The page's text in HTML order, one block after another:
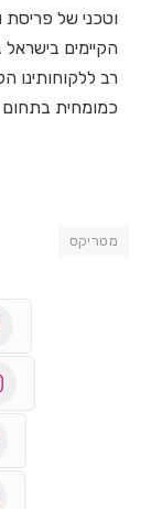
וטכני של פריסת
הקיימים
רב ללקוחותינו
כמומחית
מטריקס